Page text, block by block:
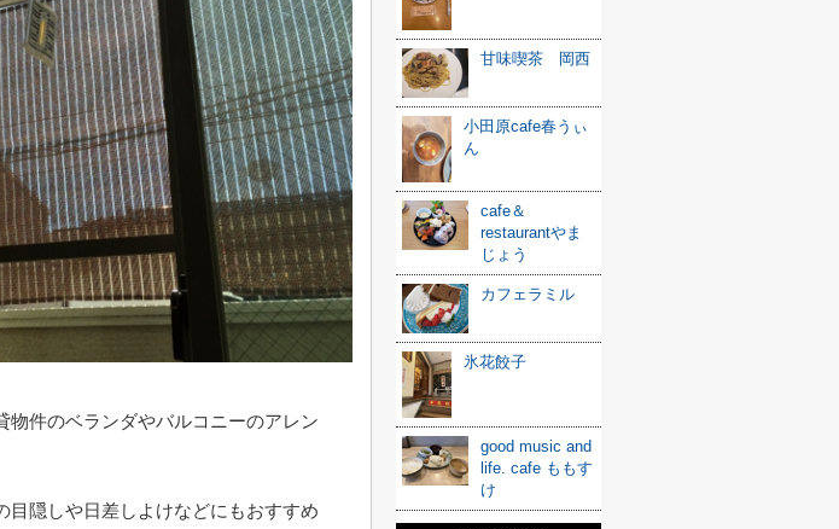
物件のベランダやバルコニーのアレン
目隠しや日差しよけなどにもおすすめ
甘味喫茶 岡西
小田原cafe春うぃ
ん
cafe＆
restaurantやま
じょう
カフェラミル
氷花餃子
good music and
life. cafe ももす
け